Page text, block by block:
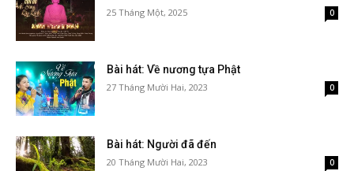
25 Tháng Một, 2025 0
Bài hát: Về nương tựa Phật
27 Tháng Mười Hai, 2023 0
Bài hát: Người đã đến
20 Tháng Mười Hai, 2023 0